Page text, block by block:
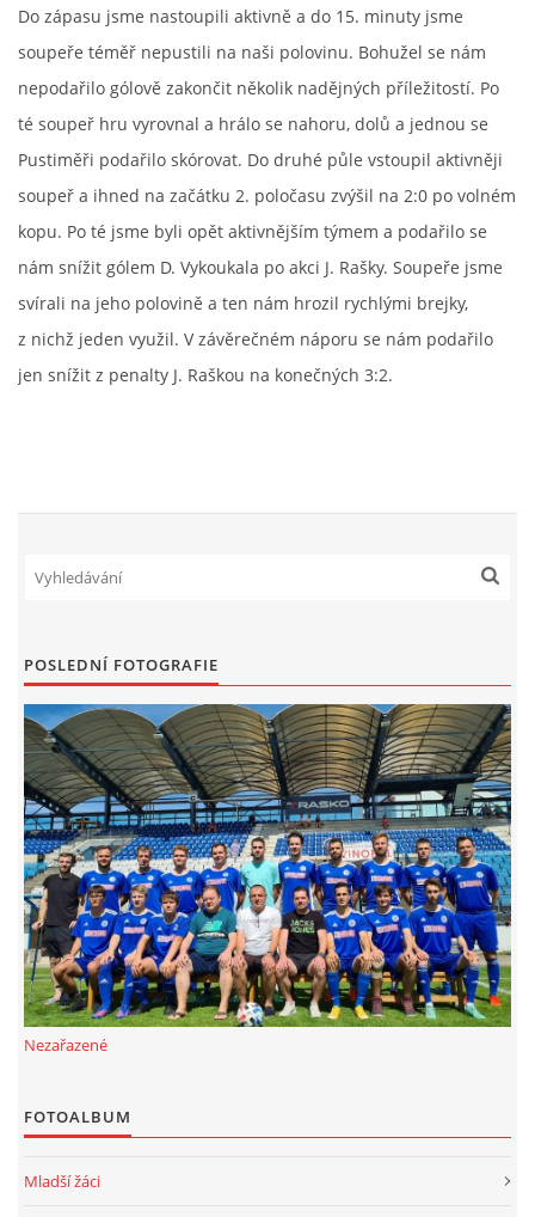
PODPORUJÍ NÁŠ KLUB
ARCHÍV
DOTACE
© 2026 eStránky.cz |RSS
Do zápasu jsme nastoupili aktivně a do 15. minuty jsme
soupeře téměř nepustili na naši polovinu. Bohužel se nám
nepodařilo gólově zakončit několik nadějných příležitostí. Po
té soupeř hru vyrovnal a hrálo se nahoru, dolů a jednou se
Pustiměři podařilo skórovat. Do druhé půle vstoupil aktivněji
soupeř a ihned na začátku 2. poločasu zvýšil na 2:0 po volném
kopu. Po té jsme byli opět aktivnějším týmem a podařilo se
nám snížit gólem D. Vykoukala po akci J. Rašky. Soupeře jsme
svírali na jeho polovině a ten nám hrozil rychlými brejky,
z nichž jeden využil. V závěrečném náporu se nám podařilo
jen snížit z penalty J. Raškou na konečných 3:2.
POSLEDNÍ FOTOGRAFIE
Nezařazené
FOTOALBUM
Mladší žáci